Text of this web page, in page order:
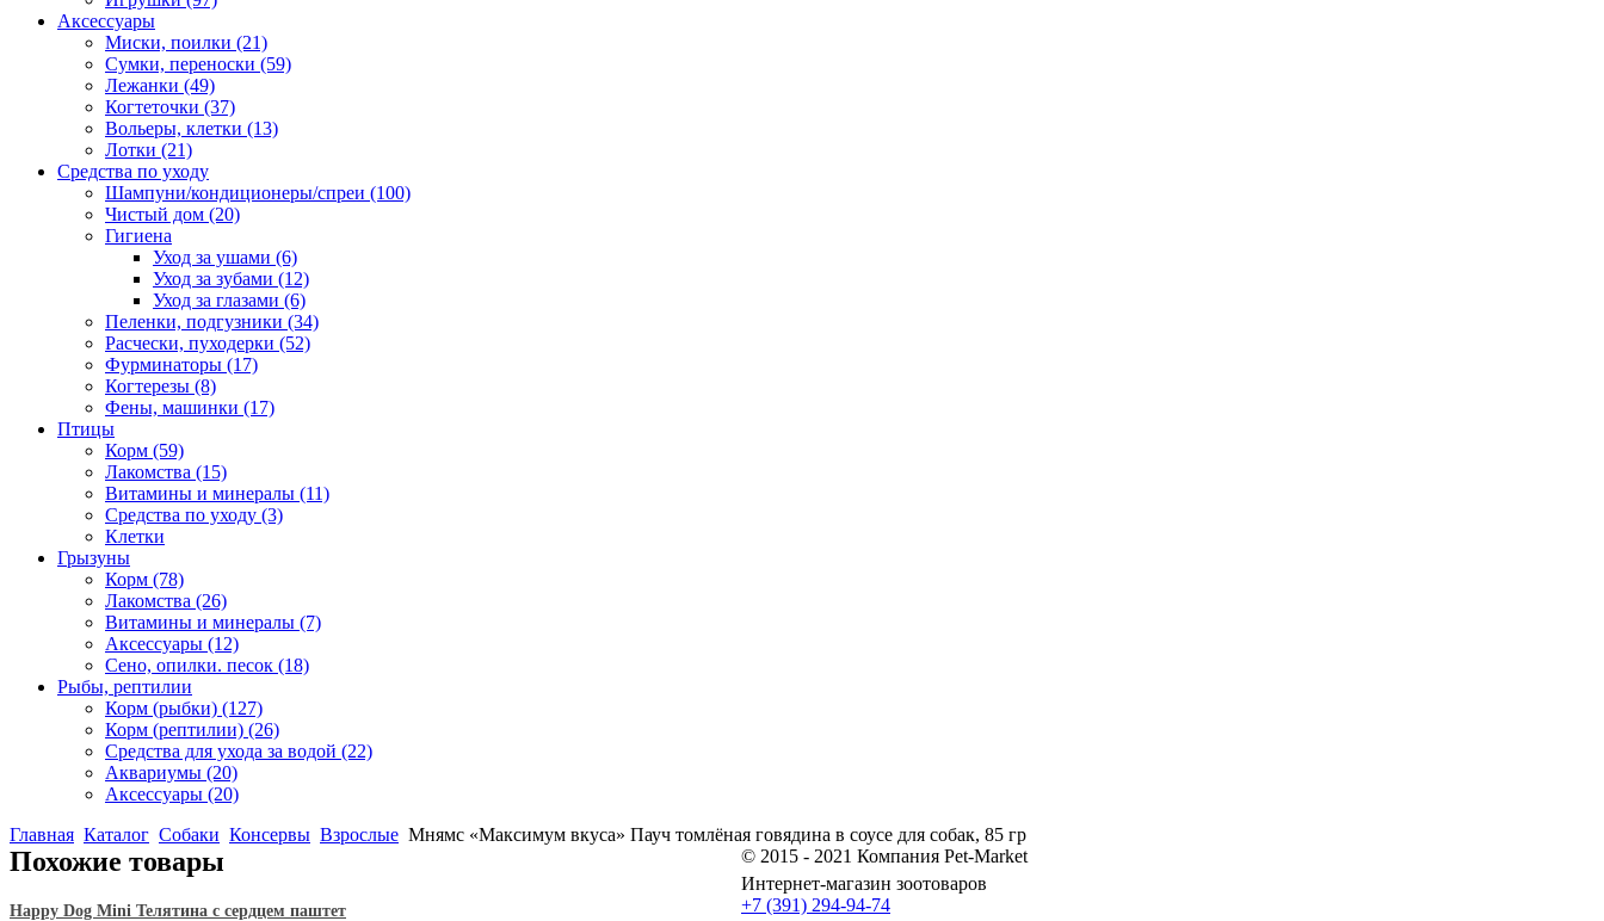
Аксессуары
Миски, поилки (21)
Сумки, переноски (59)
Лежанки (49)
Когтеточки (37)
Вольеры, клетки (13)
Лотки (21)
Средства по уходу
Шампуни/кондиционеры/спреи (100)
Чистый дом (20)
Гигиена
Уход за ушами (6)
Уход за зубами (12)
Уход за глазами (6)
Пеленки, подгузники (34)
Расчески, пуходерки (52)
Фурминаторы (17)
Когтерезы (8)
Фены, машинки (17)
Птицы
Корм (59)
Лакомства (15)
Витамины и минералы (11)
Средства по уходу (3)
Клетки
Грызуны
Корм (78)
Лакомства (26)
Витамины и минералы (7)
Аксессуары (12)
Сено, опилки. песок (18)
Рыбы, рептилии
Корм (рыбки) (127)
Корм (рептилии) (26)
Средства для ухода за водой (22)
Аквариумы (20)
Аксессуары (20)
Главная Каталог Собаки Консервы Взрослые Мнямс «Максимум вкуса» Пауч томлёная говядина в соусе для собак, 85 гр
Похожие товары
Happy Dog Mini Телятина с сердцем паштет
© 2015 - 2021 Компания Pet-Market
Интернет-магазин зоотоваров
+7 (391) 294-94-74